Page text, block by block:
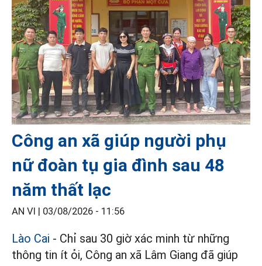
Công an xã giúp người phụ
nữ đoàn tụ gia đình sau 48
năm thất lạc
AN VI | 03/08/2026 - 11:56
Lào Cai - Chỉ sau 30 giờ xác minh từ những
thông tin ít ỏi, Công an xã Lâm Giang đã giúp